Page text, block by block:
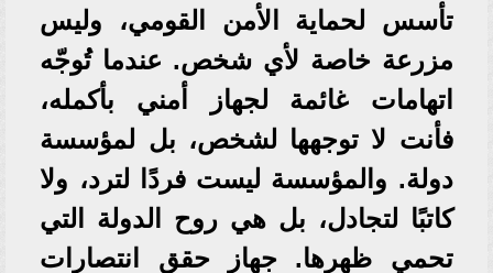
تأسس لحماية الأمن القومي، وليس
مزرعة خاصة لأي شخص. عندما تُوجّه
اتهامات غائمة لجهاز أمني بأكمله،
فأنت لا توجهها لشخص، بل لمؤسسة
دولة. والمؤسسة ليست فردًا لترد، ولا
كاتبًا لتجادل، بل هي روح الدولة التي
تحمي ظهرها. جهاز حقق انتصارات